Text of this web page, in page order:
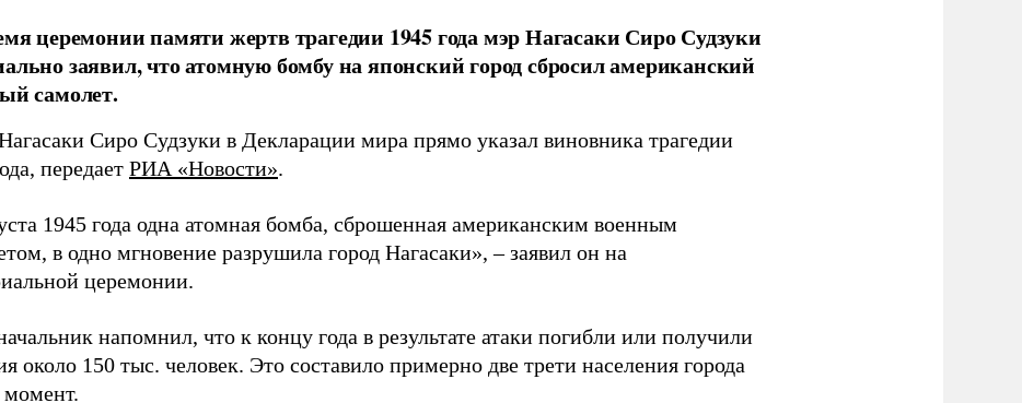
церемонии памяти жертв трагедии 1945 года мэр Нагасаки Сиро Судзуки
заявил, что атомную бомбу на японский город сбросил американский
самолет.
Сиро Судзуки в Декларации мира прямо указал виновника трагедии
передает РИА «Новости».
1945 года одна атомная бомба, сброшенная американским военным
в одно мгновение разрушила город Нагасаки», – заявил он на
церемонии.
напомнил, что к концу года в результате атаки погибли или получили
около 150 тыс. человек. Это составило примерно две трети населения города
момент.